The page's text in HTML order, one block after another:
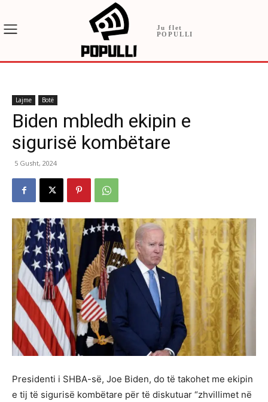
Ju flet
POPULLI
Lajme Botë
Biden mbledh ekipin e
sigurisë kombëtare
5 Gusht, 2024
Presidenti i SHBA-së, Joe Biden, do të takohet me ekipin
e tij të sigurisë kombëtare për të diskutuar “zhvillimet në